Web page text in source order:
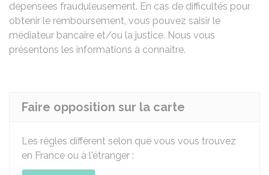
dépensées frauduleusement. En cas de difficultés pour
obtenir le remboursement, vous pouvez saisir le
médiateur bancaire et/ou la justice. Nous vous
présentons les informations à connaître.
Faire opposition sur la carte
Les règles diffèrent selon que vous vous trouvez
en France ou à l'étranger :